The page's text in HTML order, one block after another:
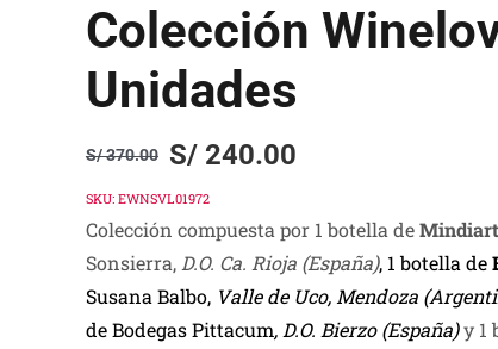
Colección
Unidades
S/370.00
Original
price
was:
S/ 370.00.
S/240.00
Current
price
is:
S/ 240.00.
SKU: EWNSVL01972
Colección compuesta por 1 botella de
Sonsierra, D.O. Ca. Rioja (España), 1 botella de
Susana Balbo, Valle de Uco, Mendoza
de Bodegas Pittacum, D.O. Bierzo (España)y 1